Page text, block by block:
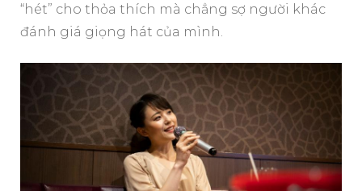
“hét” cho thỏa thích mà chẳng sợ người khác
đánh giá giọng hát của mình.